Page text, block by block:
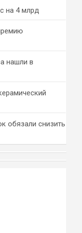
на 4 млрд
нашли в
обязали снизить